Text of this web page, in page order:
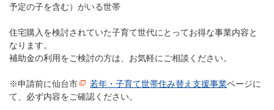
予定の子を含む）がいる世帯
住宅購入を検討されていた子育て世代にとってお得な事業内容と
なります。
補助金の利用をご検討の方は、お気軽にご相談ください。
※申請前に仙台市 若年・子育て世帯住み替え支援事業ページに
て、必ず内容をご確認ください。